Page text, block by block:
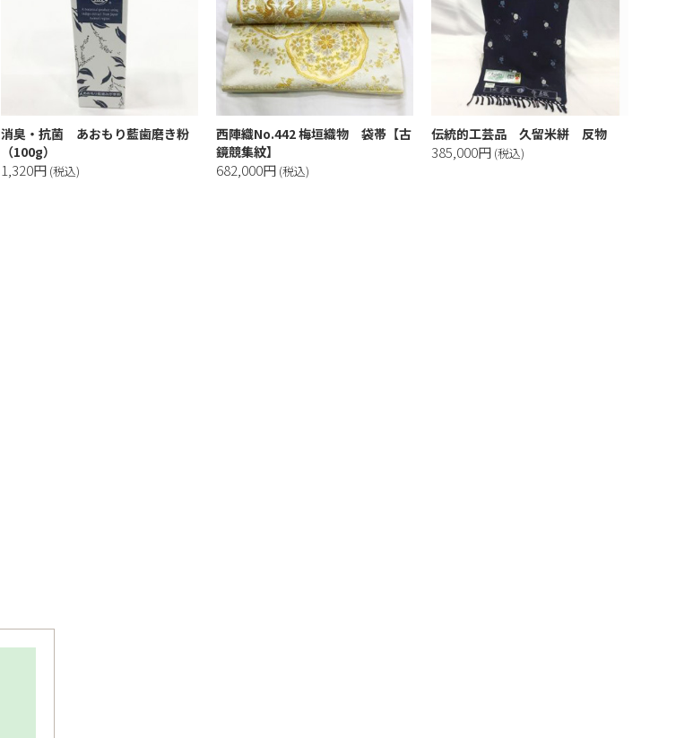
消臭・抗菌 あおもり藍歯磨き粉
（100g）
1,320円 (税込)
西陣織No.442 梅垣織物 袋帯【古
鏡競集紋】
682,000円 (税込)
伝統的工芸品 久留米絣 反物
385,000円 (税込)